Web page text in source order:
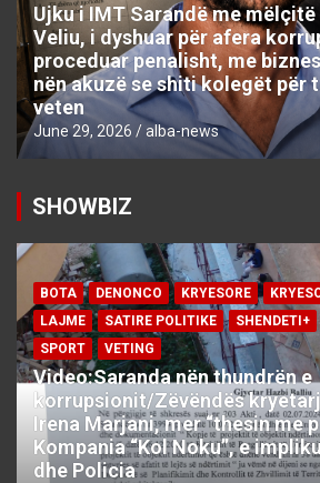
Ujku i IMT Sarandë me
Veliu, i dyshuar për afera
proceduar penalisht, me
nën akuzë se shiti kolegët për
veten
June 29, 2026 alba-news
SHOWBIZ
BOTA DENONCO KRYESORE
LAJME
SATIRE POLITIKE SHENDETI+
SPORT
VETING
Video:Saranda nën thundrën e
korrupsionit/Zëvëndës
Irena Marjani, mer “thesin me
Kompania “Kol Noku”, e
dhe Policia